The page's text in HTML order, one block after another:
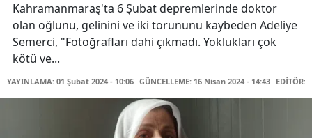
Kahramanmaraş'ta 6 Şubat depremlerinde doktor
olan oğlunu, gelinini ve iki torununu kaybeden Adeliye
Semerci, "Fotoğrafları dahi çıkmadı. Yoklukları çok
kötü ve...
YAYINLAMA: 01 Şubat 2024 - 10:06 GÜNCELLEME: 16 Nisan 2024 - 14:43 EDİTÖR: